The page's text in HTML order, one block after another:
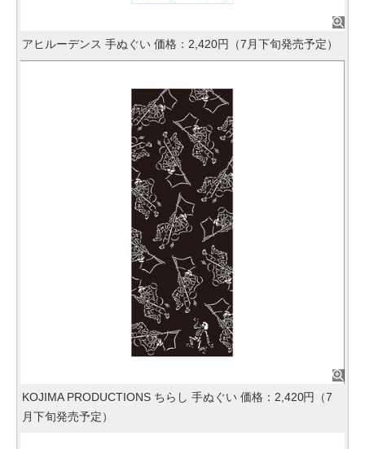
アヒルーデンス 手ぬぐい 価格：2,420円（7月下旬発売予定）
KOJIMA PRODUCTIONS ちらし 手ぬぐい 価格：2,420円（7
月下旬発売予定）